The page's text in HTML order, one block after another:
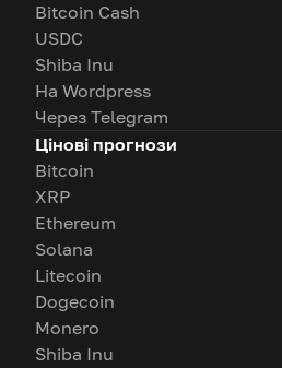
Bitcoin Cash
USDC
Shiba Inu
На Wordpress
Через Telegram
Цінові прогнози
Bitcoin
XRP
Ethereum
Solana
Litecoin
Dogecoin
Monero
Shiba Inu